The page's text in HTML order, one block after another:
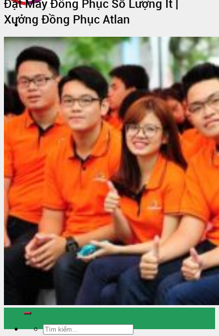
Trang Chủ
Giới thiệu
Vải Thun
Tin Tức
Áo Thun Đồng Phục
Áo Thun Đồng Phục Quán Cafe
Áo Thun Đồng Phục Mầm Non
Áo Thun Đồng Phục Công Nhân
Áo thun teambuilding đi biển
Áo Thun Nhóm
Áo Thun Lớp
Đồng Phục Công Nhân
In Áo Đồng Phục
May Áo Thun Quảng Cáo – Áo Thun Sự Kiện
Sỉ Áo Thun
Áo thun trơn giá sỉ
Áo Thun Cotton Sỉ
Sỉ áo thun Polo giá sỉ
Sỉ áo thun cá sấu giá rẻ
Sỉ áo thun tay lỡ
Áo thun trơn trắng
Sỉ Áo Thun 4 Chiều
Đặt May Đồng Phục Số Lượng Ít |
Xưởng Đồng Phục Atlan